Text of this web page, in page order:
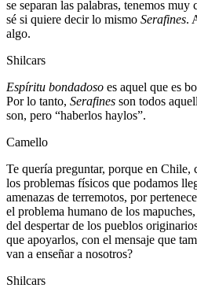
se separan las palabras, tenemos
sé si quiere decir lo mismo Serafines.
algo.
Shilcars
Espíritu bondadoso es aquel que es
Por lo tanto, Serafines son todos
son, pero “haberlos haylos”.
Camello
Te quería preguntar, porque en Chile,
los problemas físicos que podamos
amenazas de terremotos, por
el problema humano de los
del despertar de los pueblos
que apoyarlos, con el mensaje que
van a enseñar a nosotros?
Shilcars